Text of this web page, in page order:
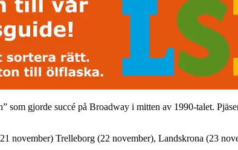
som gjorde succé på Broadway i mitten av 1990-talet.
november) Trelleborg (22 november), Landskrona (23